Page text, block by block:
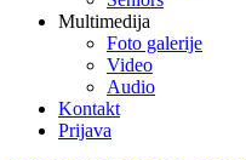
Multimedija
Foto galerije
Video
Audio
Kontakt
Prijava